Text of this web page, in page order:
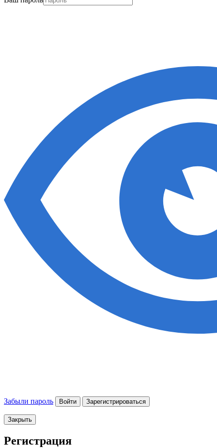
Забыли пароль Войти Зарегистрироваться
Закрыть
Регистрация